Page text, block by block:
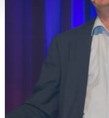
Erfahren Sie mehr darüber,
verarbeitet werden, und
Abschnitt Einzelheiten
Wir verwenden Cookies,
personalisieren, Funktionen
zu können und die Zugriffe
analysieren. Außerdem
Verwendung unserer
soziale Medien, Werbung